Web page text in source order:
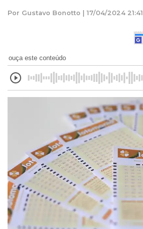
Por Gustavo Bonotto | 17/04/2024 21:41
ouça este conteúdo